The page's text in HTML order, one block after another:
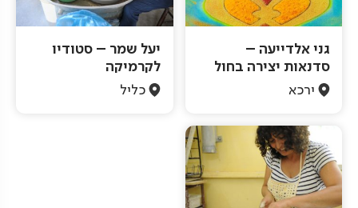
גני אלדייעה –
סדנאות יצירה בחול
ירכא
יעל שמר – סטודיו
לקרמיקה
כליל